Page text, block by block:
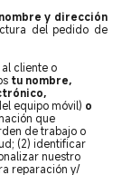
y dirección
del pedido de
cliente o
tu nombre,
equipo móvil) o
que
de trabajo o
(2) identificar
nuestro
reparación y/